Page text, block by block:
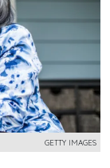
GETTY IMAGES